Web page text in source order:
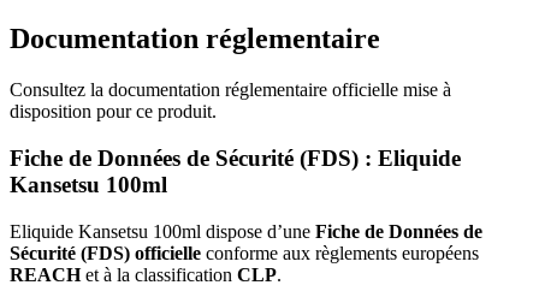
Documentation réglementaire
Consultez la documentation réglementaire officielle mise à
disposition pour ce produit.
Fiche de Données de Sécurité (FDS) : Eliquide
Kansetsu 100ml
Eliquide Kansetsu 100ml dispose d’une Fiche de Données de
Sécurité (FDS) officielle conforme aux règlements européens
REACHet à la classification CLP.